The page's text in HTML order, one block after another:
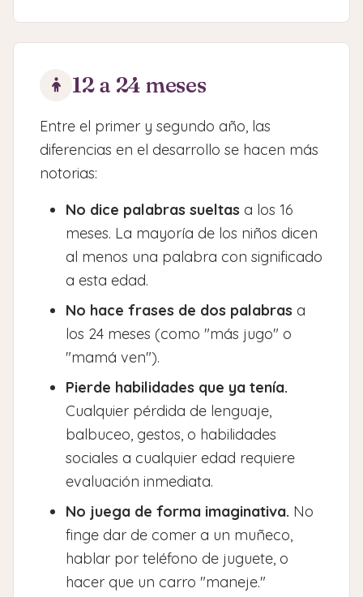
12 a 24 meses
Entre el primer y segundo año, las
diferencias en el desarrollo se hacen más
notorias:
No dice palabras sueltas a los 16
meses. La mayoría de los niños dicen
al menos una palabra con significado
a esta edad.
No hace frases de dos palabras a
los 24 meses (como "más jugo" o
"mamá ven").
Pierde habilidades que ya tenía.
Cualquier pérdida de lenguaje,
balbuceo, gestos, o habilidades
sociales a cualquier edad requiere
evaluación inmediata.
No juega de forma imaginativa. No
finge dar de comer a un muñeco,
hablar por teléfono de juguete, o
hacer que un carro "maneje."